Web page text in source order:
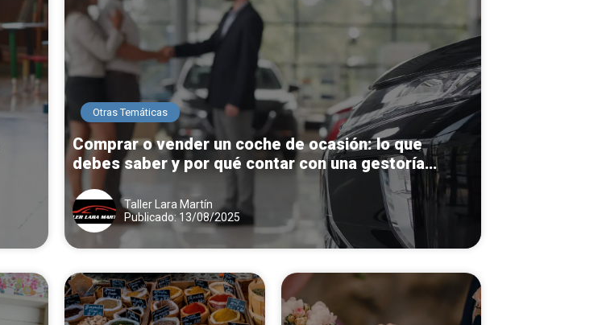
Otras Temáticas
Comprar o vender un coche de ocasión: lo que
debes saber y por qué contar con una gestoría
especializada marca la diferencia
Taller Lara Martín
Publicado: 13/08/2025